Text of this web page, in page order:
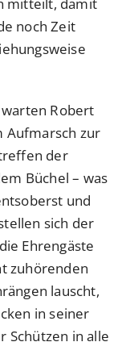
noch Zeit
Robert
Aufmarsch zur
der
Büchel – was
und
sich der
Ehrengäste
zuhörenden
lauscht,
in seiner
Schützen in alle